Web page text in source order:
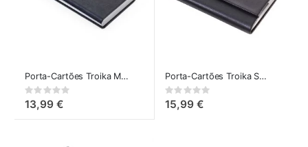
Porta-Cartões Troika Marble Safe com Proteção RFID Preto
Rating:
13,99 €
Porta-Cartões Troika Sophisticase com Proteção RFID
Rating:
15,99 €